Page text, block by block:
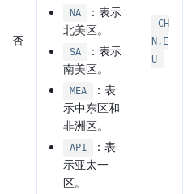
否
NA
：表示
北美区。
SA
：表示
南美区。
MEA
：表
示中东区和
非洲区。
AP1
：表
示亚太一
区。
CH
N,E
U